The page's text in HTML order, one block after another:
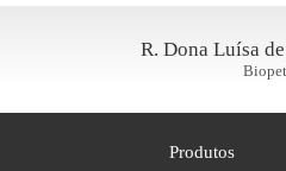
R. Dona Luísa
Produtos